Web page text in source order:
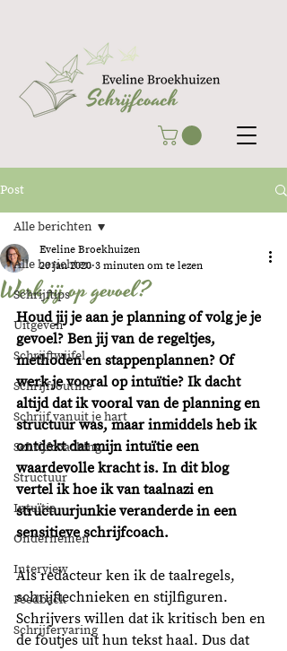
Post
Alle berichten
Schrijftips
Uitgeven
Schrijftwijfel
Schrijfroutine
Schrijf vanuit je hart
Schrijfcoaching
Structuur
Intuïtie
Ondernemen
Interview
Feedback
Schrijfervaring
Alle berichten
Werk jij op gevoel?
Eveline Broekhuizen
20 jan 2020 3 minuten om te lezen
Houd jij je aan je planning of volg je je
gevoel? Ben jij van de regeltjes,
methoden en stappenplannen? Of
werk je vooral op intuïtie? Ik dacht
altijd dat ik vooral van de planning en
structuur was, maar inmiddels heb ik
ontdekt dat mijn intuïtie een
waardevolle kracht is. In dit blog
vertel ik hoe ik van taalnazi en
structuurjunkie veranderde in een
sensitieve schrijfcoach.
Als redacteur ken ik de taalregels,
schrijftechnieken en stijlfiguren.
Schrijvers willen dat ik kritisch ben en
de foutjes uit hun tekst haal. Dus dat